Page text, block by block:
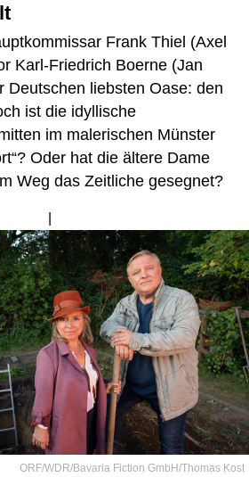
Frank Thiel (Axel
Karl-Friedrich Boerne (Jan
Deutschen liebsten Oase: den
ist die idyllische
im malerischen Münster
Oder hat die ältere Dame
Weg das Zeitliche gesegnet?
Bild
ORF/WDR/Bavaria Fiction GmbH/Thomas Kost